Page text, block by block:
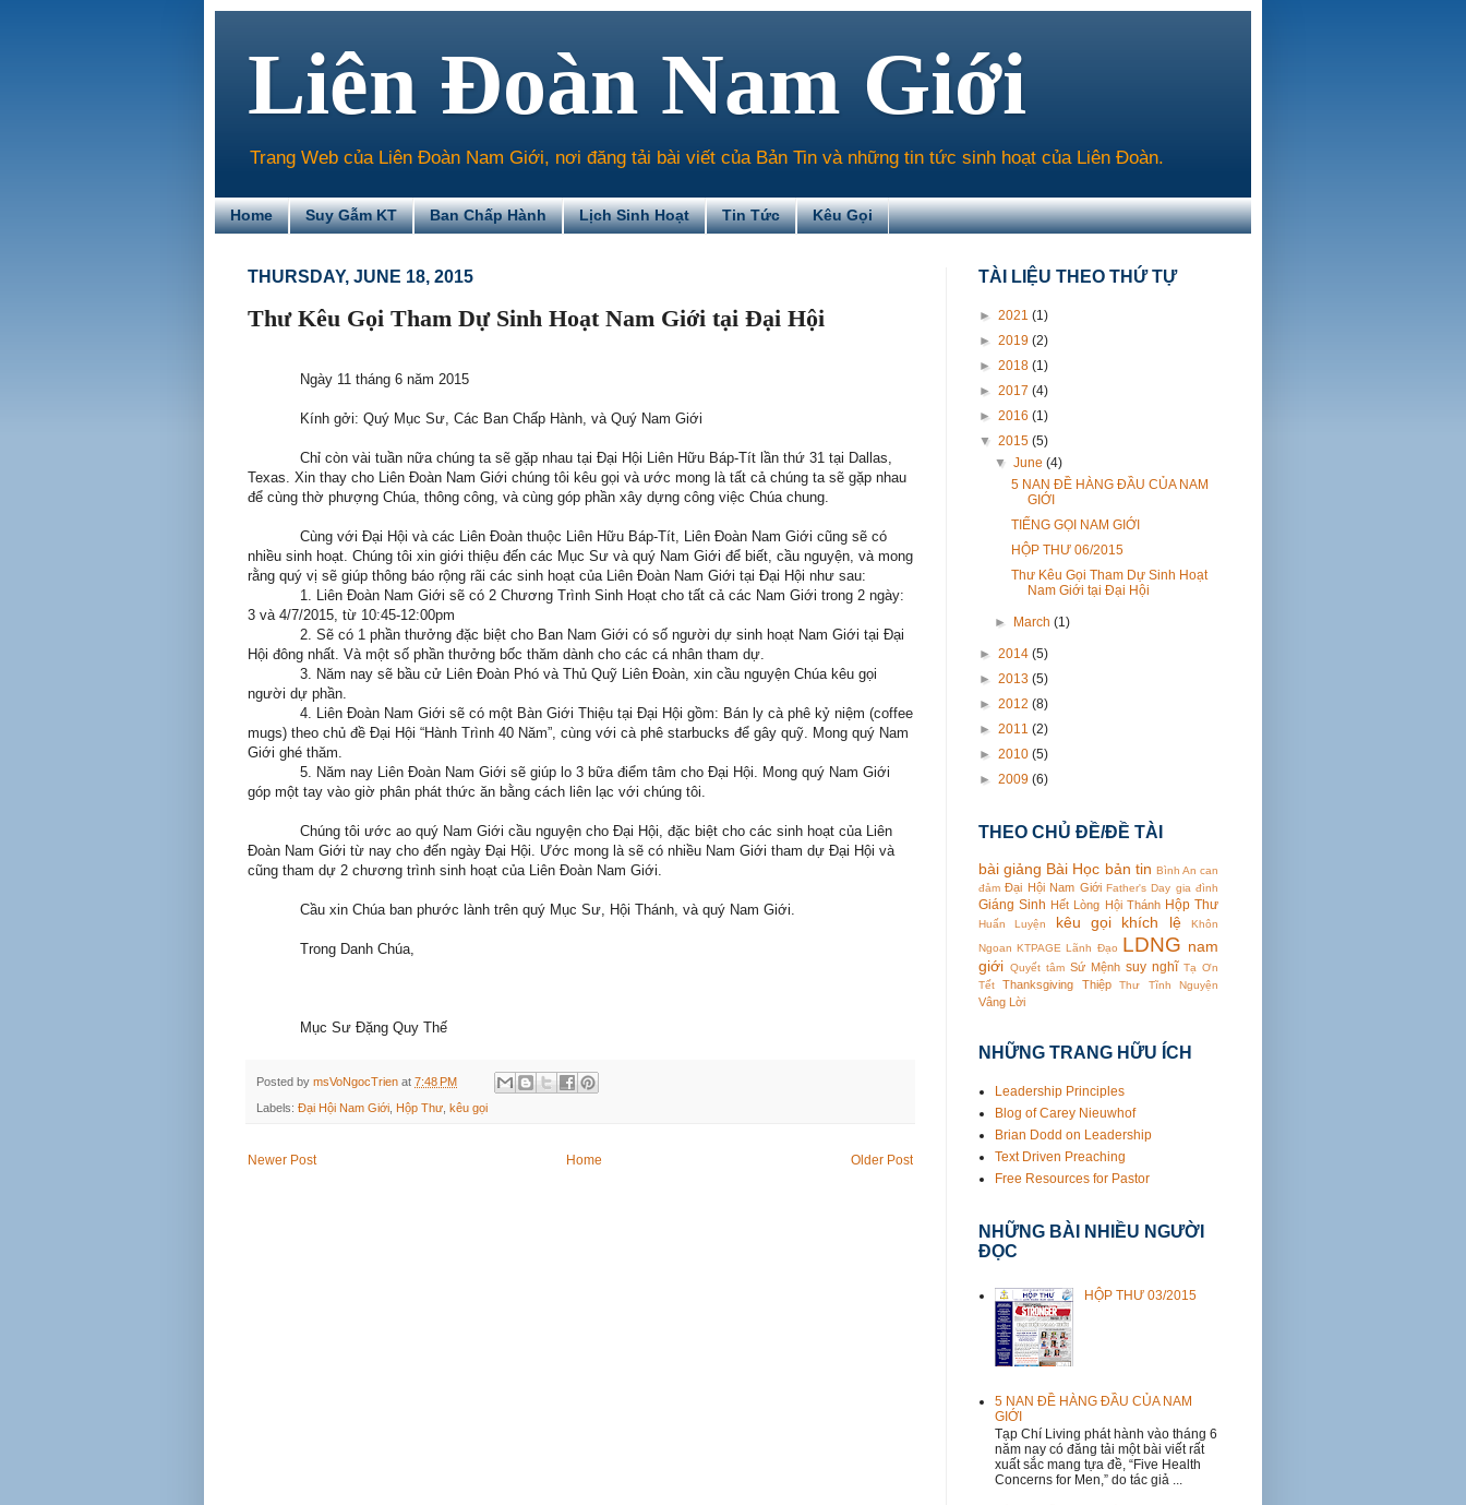
Liên Đoàn Nam Giới
Trang Web của Liên Đoàn Nam Giới, nơi đăng tải bài viết của Bản Tin và những tin tức sinh hoạt của Liên Đoàn.
Home Suy Gẫm KT Ban Chấp Hành Lịch Sinh Hoạt Tin Tức Kêu Gọi
THURSDAY, JUNE 18, 2015
Thư Kêu Gọi Tham Dự Sinh Hoạt Nam Giới tại Đại Hội
Ngày 11 tháng 6 năm 2015
Kính gởi: Quý Mục Sư, Các Ban Chấp Hành, và Quý Nam Giới
Chỉ còn vài tuần nữa chúng ta sẽ gặp nhau tại Đại Hội Liên Hữu Báp-Tít lần thứ 31 tại Dallas,
Texas. Xin thay cho Liên Đoàn Nam Giới chúng tôi kêu gọi và ước mong là tất cả chúng ta sẽ gặp nhau
để cùng thờ phượng Chúa, thông công, và cùng góp phần xây dựng công việc Chúa chung.
Cùng với Đại Hội và các Liên Đoàn thuộc Liên Hữu Báp-Tít, Liên Đoàn Nam Giới cũng sẽ có
nhiều sinh hoạt. Chúng tôi xin giới thiệu đến các Mục Sư và quý Nam Giới để biết, cầu nguyện, và mong
rằng quý vị sẽ giúp thông báo rộng rãi các sinh hoạt của Liên Đoàn Nam Giới tại Đại Hội như sau:
1. Liên Đoàn Nam Giới sẽ có 2 Chương Trình Sinh Hoạt cho tất cả các Nam Giới trong 2 ngày:
3 và 4/7/2015, từ 10:45-12:00pm
2. Sẽ có 1 phần thưởng đặc biệt cho Ban Nam Giới có số người dự sinh hoạt Nam Giới tại Đại
Hội đông nhất. Và một số phần thưởng bốc thăm dành cho các cá nhân tham dự.
3. Năm nay sẽ bầu cử Liên Đoàn Phó và Thủ Quỹ Liên Đoàn, xin cầu nguyện Chúa kêu gọi
người dự phần.
4. Liên Đoàn Nam Giới sẽ có một Bàn Giới Thiệu tại Đại Hội gồm: Bán ly cà phê kỷ niệm (coffee
mugs) theo chủ đề Đại Hội “Hành Trình 40 Năm”, cùng với cà phê starbucks để gây quỹ. Mong quý Nam
Giới ghé thăm.
5. Năm nay Liên Đoàn Nam Giới sẽ giúp lo 3 bữa điểm tâm cho Đại Hội. Mong quý Nam Giới
góp một tay vào giờ phân phát thức ăn bằng cách liên lạc với chúng tôi.
Chúng tôi ước ao quý Nam Giới cầu nguyện cho Đại Hội, đặc biệt cho các sinh hoạt của Liên
Đoàn Nam Giới từ nay cho đến ngày Đại Hội. Ước mong là sẽ có nhiều Nam Giới tham dự Đại Hội và
cũng tham dự 2 chương trình sinh hoạt của Liên Đoàn Nam Giới.
Cầu xin Chúa ban phước lành trên quý Mục Sư, Hội Thánh, và quý Nam Giới.
Trong Danh Chúa,
Mục Sư Đặng Quy Thế
Posted by msVoNgocTrien at 7:48 PM
Labels: Đại Hội Nam Giới Hộp Thư kêu gọi
Newer Post Older Post
Home
TÀI LIỆU THEO THỨ TỰ
► 2021 (1)
► 2019 (2)
► 2018 (1)
► 2017 (4)
► 2016 (1)
▼ 2015 (5)
▼June(4)
5 NAN ĐỀ HÀNG ĐẦU CỦA NAM
GIỚI
TIẾNG GỌI NAM GIỚI
HỘP THƯ 06/2015
Thư Kêu Gọi Tham Dự Sinh Hoạt
Nam Giới tại Đại Hội
► March(1)
► 2014 (5)
► 2013 (5)
► 2012 (8)
► 2011 (2)
► 2010 (5)
► 2009 (6)
THEO CHỦ ĐỀ/ĐỀ TÀI
bài giảng Bài Học bản tin Bình An can
đảm Đại Hội Nam Giới Father's Day gia đình
Giáng Sinh Hết Lòng Hội Thánh Hộp Thư
Huấn Luyện kêu gọi khích lệ
Khôn
Ngoan KTPAGE Lãnh Đạo LDNG nam
giới Quyết tâm Sứ Mệnh suy nghĩ Tạ Ơn
Tết
Thanksgiving Thiệp Thư Tĩnh Nguyện
Vâng Lời
NHỮNG TRANG HỮU ÍCH
Leadership Principles
Blog of Carey Nieuwhof
Brian Dodd on Leadership
Text Driven Preaching
Free Resources for Pastor
NHỮNG BÀI NHIỀU NGƯỜI
ĐỌC
HỘP THƯ 03/2015
5 NAN ĐỀ HÀNG ĐẦU CỦA NAM
GIỚI
Tạp Chí Living phát hành vào tháng 6
năm nay có đăng tải một bài viết rất
xuất sắc mang tựa đề, “Five Health
Concerns for Men,” do tác giả ...